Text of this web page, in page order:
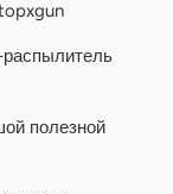
полезной